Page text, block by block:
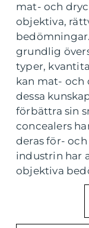
mat- och
objektiva,
grundlig
typer,
kan mat- och
dessa
förbättra sin
concealers
deras för-
industrin har
objektiva